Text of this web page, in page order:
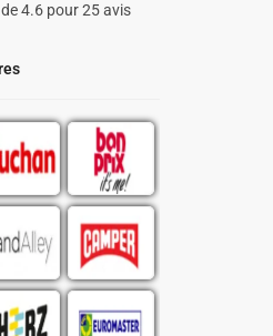
4.6 pour 25 avis